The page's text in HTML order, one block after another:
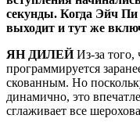
секунды. Когда Эйч Пи
выходит и тут же
ЯН ДИЛЕЙИз-за того,
программируется
скованным. Но
динамично, это
сглаживает все